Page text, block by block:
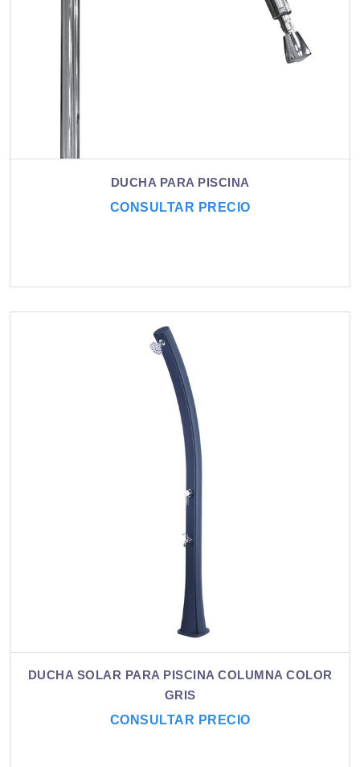
DUCHA PARA PISCINA
CONSULTAR PRECIO
DUCHA SOLAR PARA PISCINA COLUMNA COLOR
GRIS
CONSULTAR PRECIO